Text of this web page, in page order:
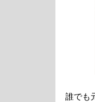
誰でも